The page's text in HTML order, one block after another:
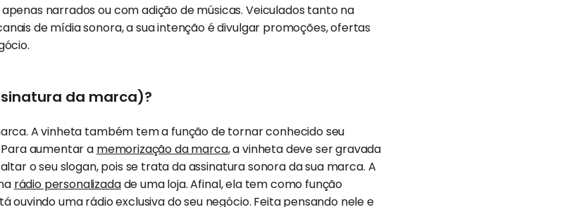
narrados ou com adição de músicas. Veiculados tanto na
de mídia sonora, a sua intenção é divulgar promoções, ofertas
da marca)?
A vinheta também tem a função de tornar conhecido seu
aumentar a memorização da marca, a vinheta deve ser gravada
o seu slogan, pois se trata da assinatura sonora da sua marca. A
rádio personalizadade uma loja. Afinal, ela tem como função
ouvindo uma rádio exclusiva do seu negócio. Feita pensando nele e